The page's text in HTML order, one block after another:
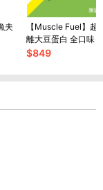
夫
【Muscle Fuel】超
離大豆蛋白 全口味
盒｜天然無化學味
$849